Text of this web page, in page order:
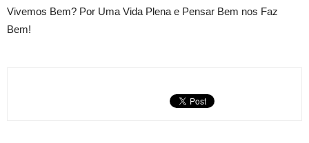
Vivemos Bem? Por Uma Vida Plena e Pensar Bem nos Faz
Bem!